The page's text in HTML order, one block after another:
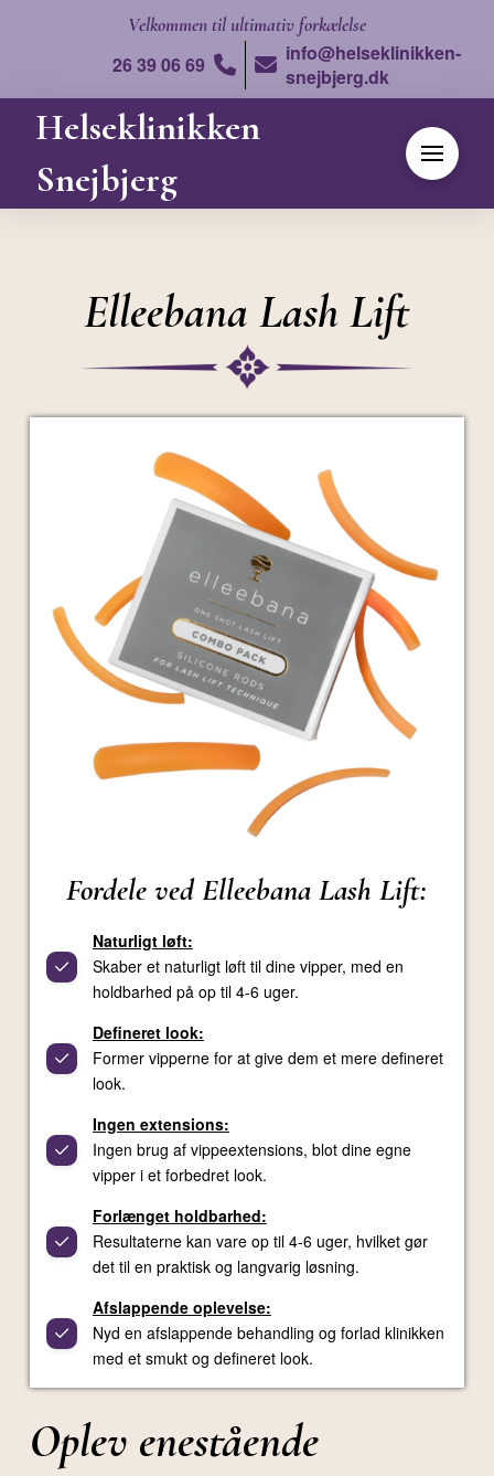
Velkommen til ultimativ forkælelse
26 39 06 69
info@helseklinikken-
snejbjerg.dk
Helseklinikken
Snejbjerg
Elleebana Lash Lift
Fordele ved Elleebana Lash Lift:
Naturligt løft:
Skaber et naturligt løft til dine vipper, med en
holdbarhed på op til 4-6 uger.
Defineret look:
Former vipperne for at give dem et mere defineret
look.
Ingen extensions:
Ingen brug af vippeextensions, blot dine egne
vipper i et forbedret look.
Forlænget holdbarhed:
Resultaterne kan vare op til 4-6 uger, hvilket gør
det til en praktisk og langvarig løsning.
Afslappende oplevelse:
Nyd en afslappende behandling og forlad klinikken
med et smukt og defineret look.
Oplev enestående